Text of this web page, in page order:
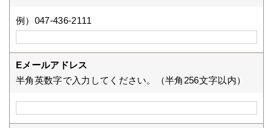
例）047-436-2111
Eメールアドレス
半角英数字で入力してください。（半角256文字以内）